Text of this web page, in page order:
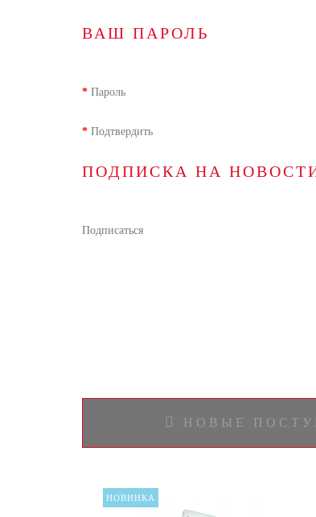
ВАШ ПАРОЛЬ
Пароль
Подтвердить
ПОДПИСКА НА
Подписаться
НОВЫЕ
НОВИНКА